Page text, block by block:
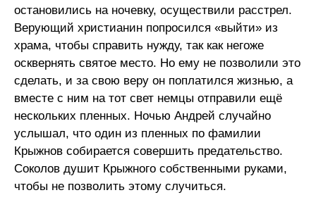
остановились на ночевку, осуществили расстрел.
Верующий христианин попросился «выйти» из
храма, чтобы справить нужду, так как негоже
осквернять святое место. Но ему не позволили это
сделать, и за свою веру он поплатился жизнью, а
вместе с ним на тот свет немцы отправили ещё
нескольких пленных. Ночью Андрей случайно
услышал, что один из пленных по фамилии
Крыжнов собирается совершить предательство.
Соколов душит Крыжного собственными руками,
чтобы не позволить этому случиться.